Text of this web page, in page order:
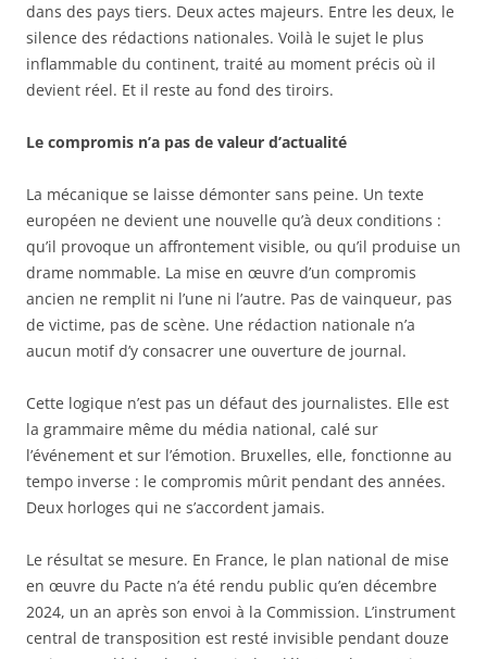
dans des pays tiers. Deux actes majeurs. Entre les deux, le
silence des rédactions nationales. Voilà le sujet le plus
inflammable du continent, traité au moment précis où il
devient réel. Et il reste au fond des tiroirs.
Le compromis n’a pas de valeur d’actualité
La mécanique se laisse démonter sans peine. Un texte
européen ne devient une nouvelle qu’à deux conditions :
qu’il provoque un affrontement visible, ou qu’il produise un
drame nommable. La mise en œuvre d’un compromis
ancien ne remplit ni l’une ni l’autre. Pas de vainqueur, pas
de victime, pas de scène. Une rédaction nationale n’a
aucun motif d’y consacrer une ouverture de journal.
Cette logique n’est pas un défaut des journalistes. Elle est
la grammaire même du média national, calé sur
l’événement et sur l’émotion. Bruxelles, elle, fonctionne au
tempo inverse : le compromis mûrit pendant des années.
Deux horloges qui ne s’accordent jamais.
Le résultat se mesure. En France, le plan national de mise
en œuvre du Pacte n’a été rendu public qu’en décembre
2024, un an après son envoi à la Commission. L’instrument
central de transposition est resté invisible pendant douze